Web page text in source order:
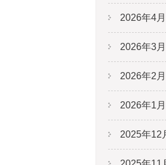
2026年4月
2026年3月
2026年2月
2026年1月
2025年12